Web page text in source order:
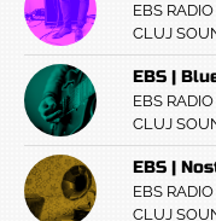
EBS RADIO
CLUJ
EBS |
EBS RADIO
CLUJ
EBS |
EBS RADIO
CLUJ